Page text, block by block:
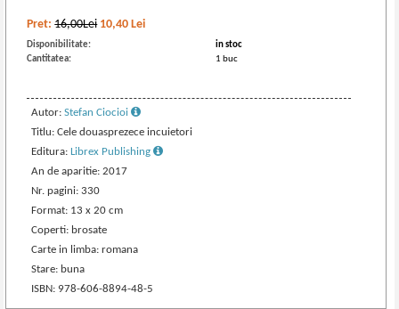
Pret:16,00Lei 10,40 Lei
Disponibilitate:
in stoc
Cantitatea:
1 buc
Autor:Stefan Ciocioi
Titlu: Cele douasprezece incuietori
Editura:Librex Publishing
An de aparitie: 2017
Nr. pagini: 330
Format: 13 x 20 cm
Coperti: brosate
Carte in limba: romana
Stare: buna
ISBN: 978-606-8894-48-5